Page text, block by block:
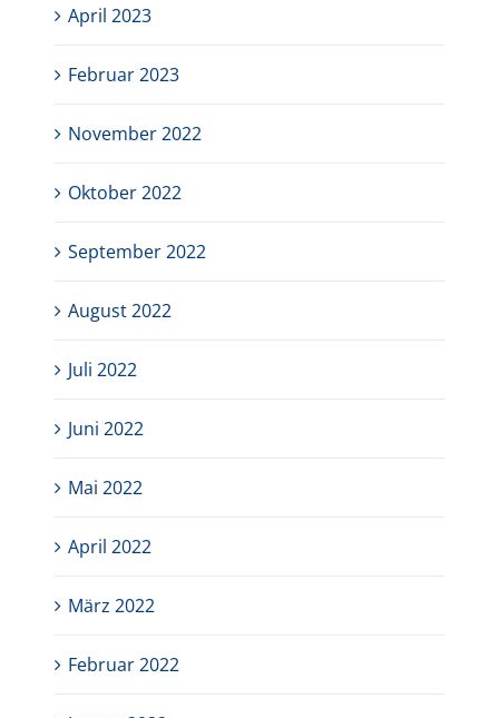
April 2023
Februar 2023
November 2022
Oktober 2022
September 2022
August 2022
Juli 2022
Juni 2022
Mai 2022
April 2022
März 2022
Februar 2022